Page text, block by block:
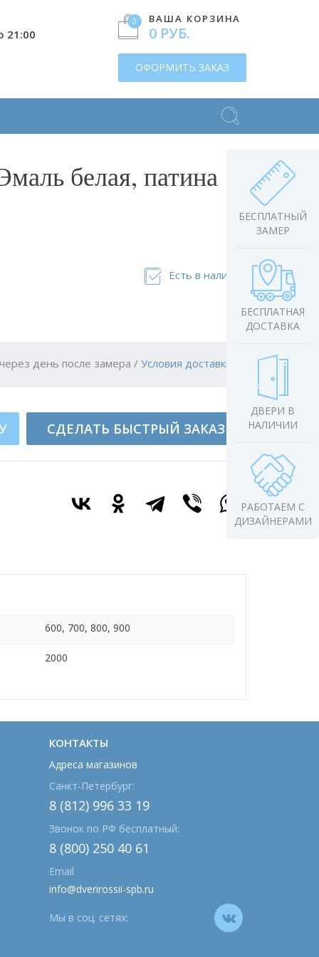
0 ВАША КОРЗИНА
0 РУБ.
ОФОРМИТЬ ЗАКАЗ
21:00
БЕСПЛАТНЫЙ
ЗАМЕР
БЕСПЛАТНАЯ
ДОСТАВКА
ДВЕРИ В
НАЛИЧИИ
РАБОТАЕМ С
ДИЗАЙНЕРАМИ
белая, патина
Есть в наличии
день после замера / Условия доставки
СДЕЛАТЬ БЫСТРЫЙ ЗАКАЗ
600, 700, 800, 900
2000
КОНТАКТЫ
Адреса магазинов
Санкт-Петербург:
8 (812) 996 33 19
Звонок по РФ бесплатный:
8 (800) 250 40 61
Email
info@dverirossii-spb.ru
Мы в соц. сетях: